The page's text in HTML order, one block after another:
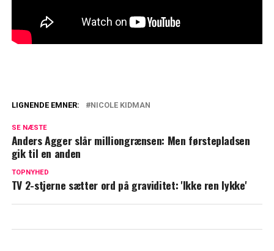
Tom Cruise: Kontrakt om nøgenscener
afsløret
LIGNENDE EMNER: NICOLE KIDMAN
SE NÆSTE
Anders Agger slår milliongrænsen: Men førstepladsen
gik til en anden
TOPNYHED
TV 2-stjerne sætter ord på graviditet: 'Ikke ren lykke'